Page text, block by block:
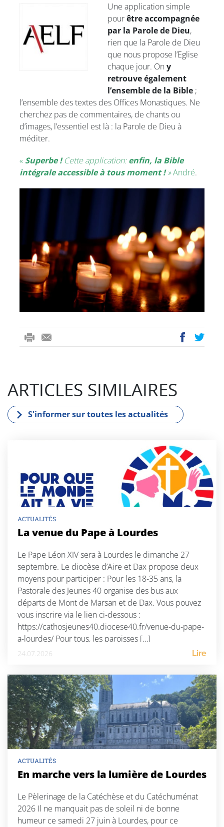
Une application simple
pourêtre accompagnée
par la Parole de Dieu,
rien que la Parole de Dieu
que nous propose l’Eglise
chaque jour. Ony
retrouve également
l’ensemble de la Bible ;
l’ensemble des textes des Offices Monastiques. Ne
cherchez pas de commentaires, de chants ou
d’images, l’essentiel est là : la Parole de Dieu à
méditer.
« Superbe !Cette application:enfin, la Bible
intégrale accessible à tous moment !»André.
ri
-
ac
wi
ARTICLES SIMILAIRES
S'informer sur toutes les actualités
ACTUALITÉS
La venue du Pape à Lourdes
Le Pape Léon XIV sera à Lourdes le dimanche 27
septembre. Le diocèse d’Aire et Dax propose deux
moyens pour participer : Pour les 18-35 ans, la
Pastorale des Jeunes 40 organise des bus aux
départs de Mont de Marsan et de Dax. Vous pouvez
vous inscrire via le lien ci-dessous :
https://cathosjeunes40.diocese40.fr/venue-du-pape-
a-lourdes/ Pour tous, les paroisses […]
24.07.2026 Lire
ACTUALITÉS
En marche vers la lumière de Lourdes
Le Pèlerinage de la Catéchèse et du Catéchuménat
2026 Il ne manquait pas de soleil ni de bonne
humeur ce samedi 27 juin à Lourdes, pour ce